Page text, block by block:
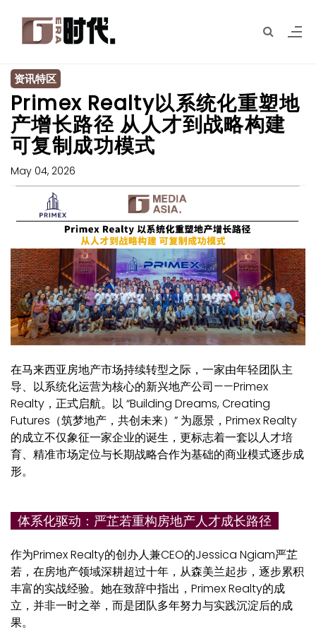
资讯特区
Primex Realty以系统化重塑地
产增长路径 从人才到战略构建
可复制成功模式
May 04, 2026
在马来西亚房地产市场持续转型之际，一家由年轻团队主
导、以系统化运营为核心的新兴地产公司——Primex
Realty，正式启航。以 “Building Dreams, Creating
Futures（筑梦地产，共创未来）” 为愿景，Primex Realty
的成立不仅象征一家企业的诞生，更标志着一套以人才培
育、精准市场定位与长期战略合作为基础的商业模式逐步成
形。
体系化驱动：严芷若重构房地产人才成长路径
作为Primex Realty的创办人兼CEO的Jessica Ngiam严芷
若，在房地产领域深耕超过十年，从森美兰起步，逐步累积
丰富的实战经验。她在致辞中指出，Primex Realty的成
立，并非一时之举，而是团队多年努力与实践沉淀后的成
果。